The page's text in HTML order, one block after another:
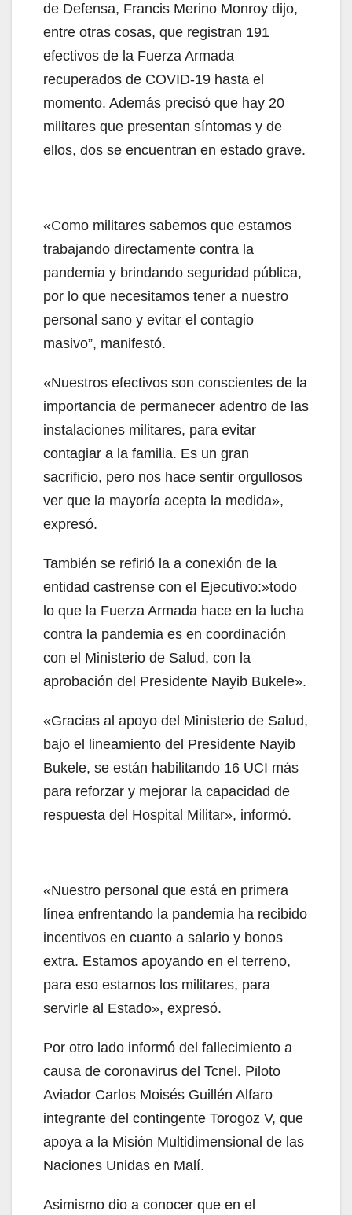
de Defensa, Francis Merino Monroy dijo,
entre otras cosas, que registran 191
efectivos de la Fuerza Armada
recuperados de COVID-19 hasta el
momento. Además precisó que hay 20
militares que presentan síntomas y de
ellos, dos se encuentran en estado grave.
«Como militares sabemos que estamos
trabajando directamente contra la
pandemia y brindando seguridad pública,
por lo que necesitamos tener a nuestro
personal sano y evitar el contagio
masivo”, manifestó.
«Nuestros efectivos son conscientes de la
importancia de permanecer adentro de las
instalaciones militares, para evitar
contagiar a la familia. Es un gran
sacrificio, pero nos hace sentir orgullosos
ver que la mayoría acepta la medida»,
expresó.
También se refirió la a conexión de la
entidad castrense con el Ejecutivo:»todo
lo que la Fuerza Armada hace en la lucha
contra la pandemia es en coordinación
con el Ministerio de Salud, con la
aprobación del Presidente Nayib Bukele».
«Gracias al apoyo del Ministerio de Salud,
bajo el lineamiento del Presidente Nayib
Bukele, se están habilitando 16 UCI más
para reforzar y mejorar la capacidad de
respuesta del Hospital Militar», informó.
«Nuestro personal que está en primera
línea enfrentando la pandemia ha recibido
incentivos en cuanto a salario y bonos
extra. Estamos apoyando en el terreno,
para eso estamos los militares, para
servirle al Estado», expresó.
Por otro lado informó del fallecimiento a
causa de coronavirus del Tcnel. Piloto
Aviador Carlos Moisés Guillén Alfaro
integrante del contingente Torogoz V, que
apoya a la Misión Multidimensional de las
Naciones Unidas en Malí.
Asimismo dio a conocer que en el